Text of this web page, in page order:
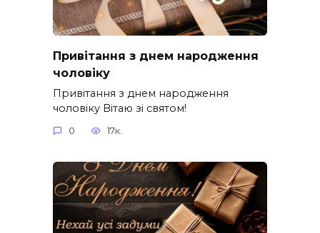
Привітання з днем народження
чоловіку
Привітання з днем народження
чоловіку Вітаю зі святом!
0 17к.